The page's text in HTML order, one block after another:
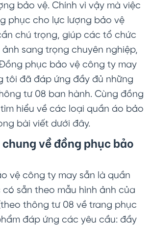
bảo vệ. Chính vì vậy mà việc
phục cho lực lượng bảo vệ
chú trọng, giúp các tổ chức
sang trọng chuyên nghiệp,
phục bảo vệ công ty may
tôi đã đáp ứng đầy đủ những
tư 08 ban hành. Cùng đồng
hiểu về các loại quần áo bảo
bài viết dưới đây.
về đồng phục bảo
vệ công ty may sẵn là quần
sẵn theo mẫu hình ảnh của
thông tư 08 về trang phục
đáp ứng các yêu cầu: đầy